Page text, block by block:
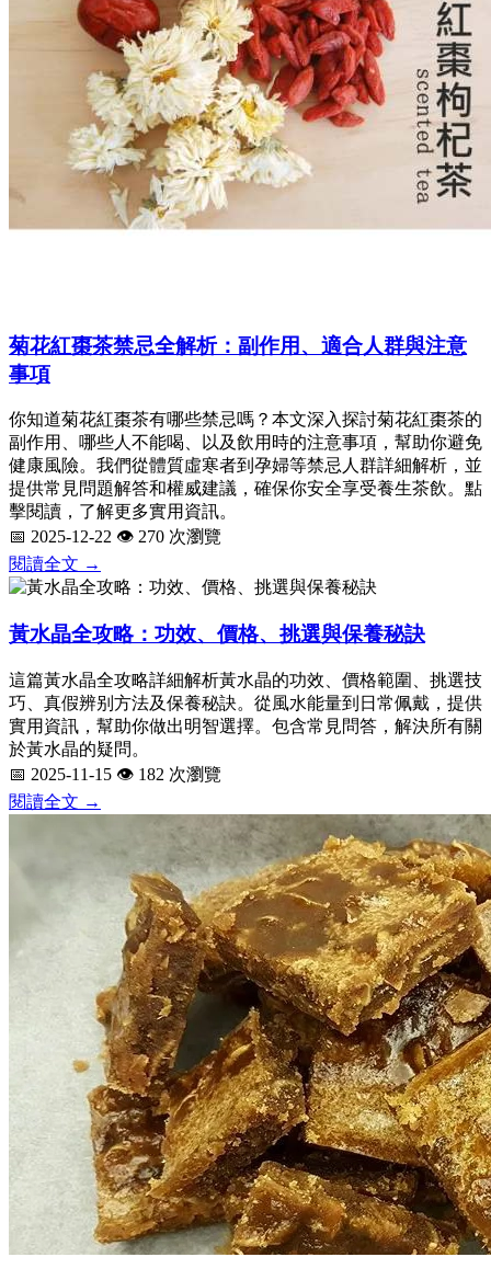
菊花紅棗茶禁忌全解析：副作用、適合人群與注意
事項
你知道菊花紅棗茶有哪些禁忌嗎？本文深入探討菊花紅棗茶的
副作用、哪些人不能喝、以及飲用時的注意事項，幫助你避免
健康風險。我們從體質虛寒者到孕婦等禁忌人群詳細解析，並
提供常見問題解答和權威建議，確保你安全享受養生茶飲。點
擊閱讀，了解更多實用資訊。
📅 2025-12-22 👁️ 270 次瀏覽
閱讀全文 →
黃水晶全攻略：功效、價格、挑選與保養秘訣
這篇黃水晶全攻略詳細解析黃水晶的功效、價格範圍、挑選技
巧、真假辨别方法及保養秘訣。從風水能量到日常佩戴，提供
實用資訊，幫助你做出明智選擇。包含常見問答，解決所有關
於黃水晶的疑問。
📅 2025-11-15 👁️ 182 次瀏覽
閱讀全文 →